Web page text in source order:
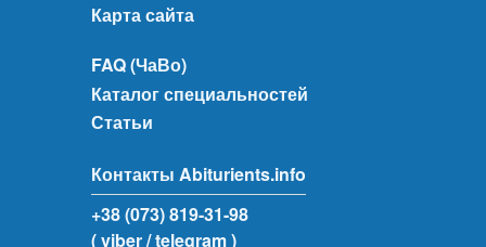
Карта сайта
FAQ (ЧаВо)
Каталог специальностей
Статьи
Контакты Abiturients.info
+38 (073) 819-31-98
( viber/ telegram )